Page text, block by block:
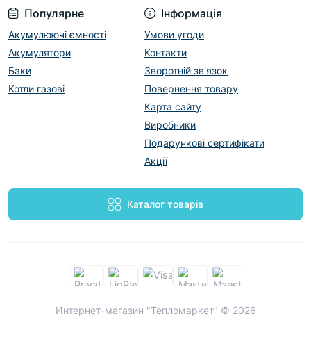
Популярне
Акумулюючі ємності
Акумулятори
Баки
Котли газові
Інформація
Умови угоди
Контакти
Зворотній зв'язок
Повернення товару
Карта сайту
Виробники
Подарункові сертифікати
Акції
Каталог товарів
Интернет-магазин "Тепломаркет" © 2026